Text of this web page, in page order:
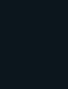
Berlin
Recht auf